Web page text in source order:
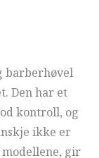
barberhøvel
Den har et
kontroll, og
ikke er
gir